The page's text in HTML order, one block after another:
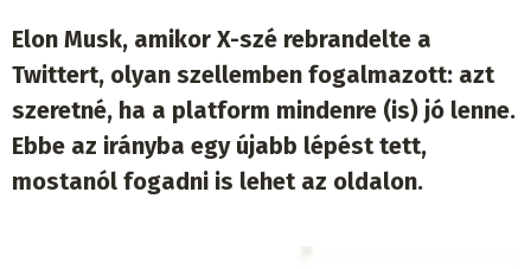
Elon Musk, amikor X-szé rebrandelte a
Twittert, olyan szellemben fogalmazott: azt
szeretné, ha a platform mindenre (is) jó lenne.
Ebbe az irányba egy újabb lépést tett,
mostanól fogadni is lehet az oldalon.